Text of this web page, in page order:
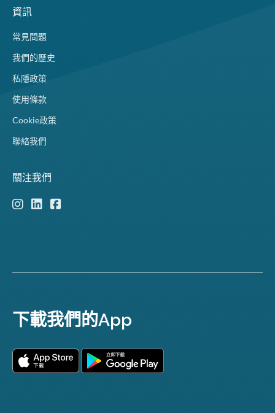
資訊
常見問題
我們的歷史
私隱政策
使用條款
Cookie政策
聯絡我們
關注我們
下載我們的App